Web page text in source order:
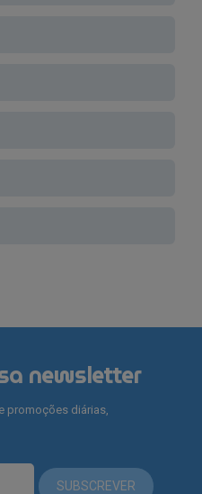
newsletter
promoções diárias,
SUBSCREVER